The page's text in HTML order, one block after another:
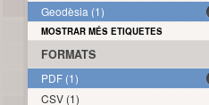
Geodèsia (1)
MOSTRAR MÉS ETIQUETES
FORMATS
PDF (1)
CSV (1)